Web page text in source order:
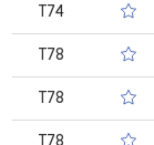
T74
T78
T78
T78